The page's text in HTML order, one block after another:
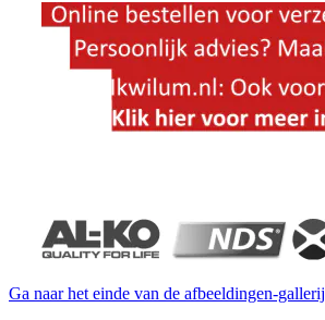
Ga naar het einde van de afbeeldingen-gallerij